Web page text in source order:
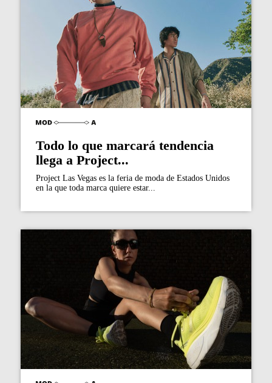
Todo lo que marcará tendencia
llega a Project...
Project Las Vegas es la feria de moda de Estados Unidos
en la que toda marca quiere estar...